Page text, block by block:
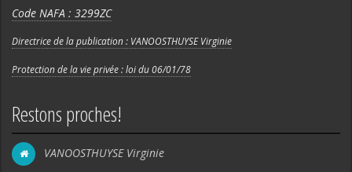
Code NAFA : 3299ZC
Directrice de la publication : VANOOSTHUYSE Virginie
Protection de la vie privée : loi du 06/01/78
Restons proches!
VANOOSTHUYSE Virginie